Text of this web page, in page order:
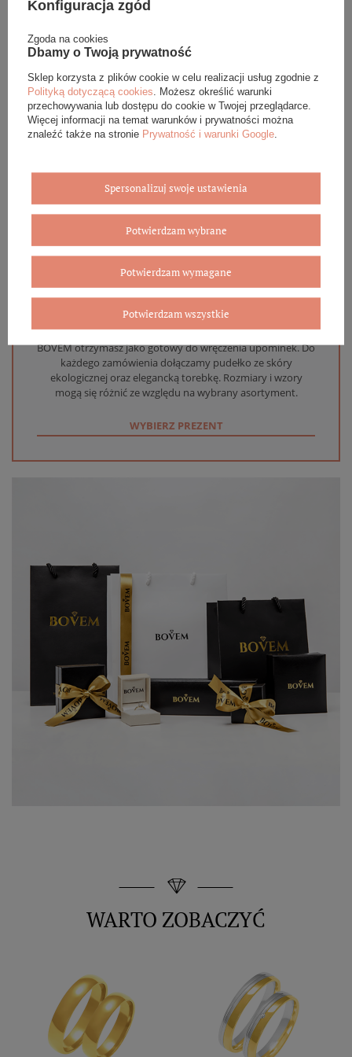
DANE SZCZEGÓŁOWE
OPINIE (0)
Eleganckie opakowanie gratis
Biżuterię i zegarki zakupione w sklepie internetowym
BOVEM otrzymasz jako gotowy do wręczenia upominek. Do
każdego zamówienia dołączamy pudełko ze skóry
ekologicznej oraz elegancką torebkę. Rozmiary i wzory
mogą się różnić ze względu na wybrany asortyment.
WYBIERZ PREZENT
WARTO ZOBACZYĆ
Konfiguracja zgód
Zgoda na cookies
Dbamy o Twoją prywatność
Sklep korzysta z plików cookie w celu realizacji usług zgodnie z
Polityką dotyczącą cookies . Możesz określić warunki
przechowywania lub dostępu do cookie w Twojej przeglądarce.
Więcej informacji na temat warunków i prywatności można
znaleźć także na stronie Prywatność i warunki Google
Spersonalizuj swoje ustawienia
Potwierdzam wybrane
Potwierdzam wymagane
Potwierdzam wszystkie